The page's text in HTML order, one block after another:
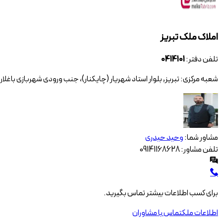
املاکملک تبریز
تلفن دفتر:0414101
شعبه مرکزی:تبریز,بلوار استاد شهریار (چایکنار)، جنب ورودی شهربازی
مشاور شما:وحید حیدری
تلفن مشاور:09141168628
برای کسب اطلاعات بیشتر تماس بگیرید.
اطلاعات ملکتماس با مشاوران